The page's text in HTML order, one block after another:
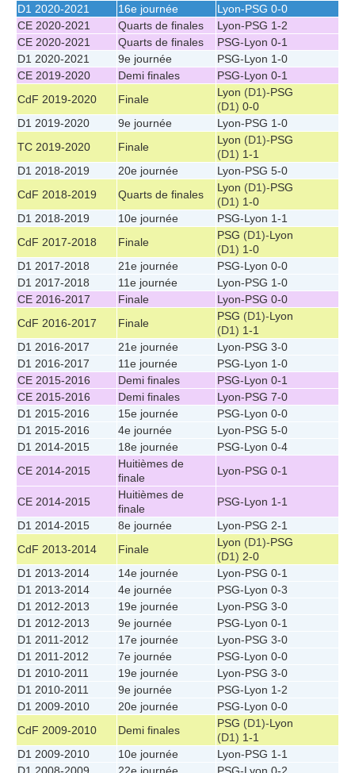
D1 2020-2021
16e journée Lyon-PSG 0-0
CE 2020-2021
Quarts de finales Lyon-PSG 1-2
CE 2020-2021
Quarts de finales PSG-Lyon 0-1
D1 2020-2021
9e journée PSG-Lyon 1-0
CE 2019-2020
Demi finales PSG-Lyon 0-1
CdF 2019-2020
Finale
Lyon (D1)-PSG
(D1) 0-0
D1 2019-2020
9e journée Lyon-PSG 1-0
TC 2019-2020
Finale
Lyon (D1)-PSG
(D1) 1-1
D1 2018-2019
20e journée Lyon-PSG 5-0
CdF 2018-2019
Quarts de finales
Lyon (D1)-PSG
(D1) 1-0
D1 2018-2019
10e journée PSG-Lyon 1-1
CdF 2017-2018
Finale
PSG (D1)-Lyon
(D1) 1-0
D1 2017-2018
21e journée PSG-Lyon 0-0
D1 2017-2018
11e journée Lyon-PSG 1-0
CE 2016-2017
Finale Lyon-PSG 0-0
CdF 2016-2017
Finale
PSG (D1)-Lyon
(D1) 1-1
D1 2016-2017
21e journée Lyon-PSG 3-0
D1 2016-2017
11e journée PSG-Lyon 1-0
CE 2015-2016
Demi finales PSG-Lyon 0-1
CE 2015-2016
Demi finales Lyon-PSG 7-0
D1 2015-2016
15e journée PSG-Lyon 0-0
D1 2015-2016
4e journée Lyon-PSG 5-0
D1 2014-2015
18e journée PSG-Lyon 0-4
CE 2014-2015
Huitièmes de
finale
Lyon-PSG 0-1
CE 2014-2015
Huitièmes de
finale
PSG-Lyon 1-1
D1 2014-2015
8e journée Lyon-PSG 2-1
CdF 2013-2014
Finale
Lyon (D1)-PSG
(D1) 2-0
D1 2013-2014
14e journée Lyon-PSG 0-1
D1 2013-2014
4e journée PSG-Lyon 0-3
D1 2012-2013
19e journée Lyon-PSG 3-0
D1 2012-2013
9e journée PSG-Lyon 0-1
D1 2011-2012
17e journée Lyon-PSG 3-0
D1 2011-2012
7e journée PSG-Lyon 0-0
D1 2010-2011
19e journée Lyon-PSG 3-0
D1 2010-2011
9e journée PSG-Lyon 1-2
D1 2009-2010
20e journée PSG-Lyon 0-0
CdF 2009-2010
Demi finales
PSG (D1)-Lyon
(D1) 1-1
D1 2009-2010
10e journée Lyon-PSG 1-1